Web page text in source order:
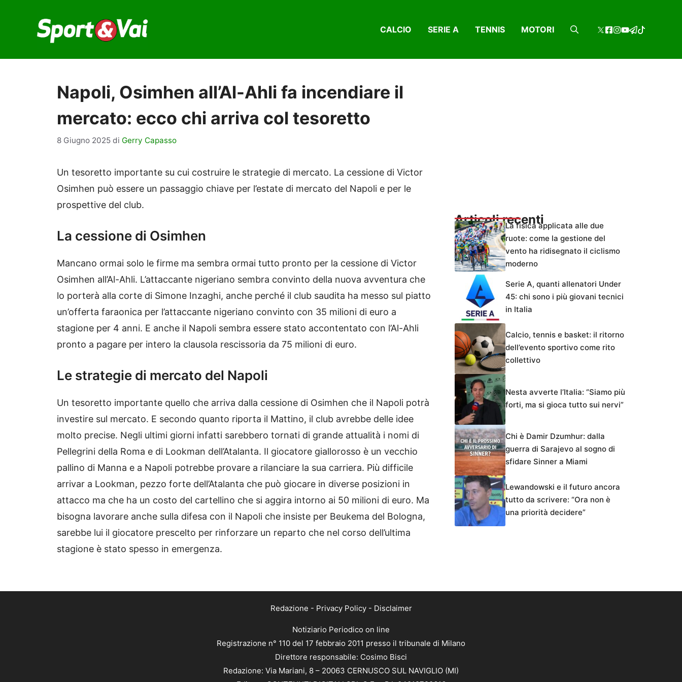
contenuto
CALCIO SERIE A TENNIS MOTORI
Napoli, Osimhen all’Al-Ahli fa incendiare il
mercato: ecco chi arriva col tesoretto
8 Giugno 2025 di Gerry Capasso
Un tesoretto importante su cui costruire le strategie di mercato. La cessione di Victor
Osimhen può essere un passaggio chiave per l’estate di mercato del Napoli e per le
prospettive del club.
La cessione di Osimhen
Mancano ormai solo le firme ma sembra ormai tutto pronto per la cessione di Victor
Osimhen all’Al-Ahli. L’attaccante nigeriano sembra convinto della nuova avventura che
lo porterà alla corte di Simone Inzaghi, anche perché il club saudita ha messo sul piatto
un’offerta faraonica per l’attaccante nigeriano convinto con 35 milioni di euro a
stagione per 4 anni. E anche il Napoli sembra essere stato accontentato con l’Al-Ahli
pronto a pagare per intero la clausola rescissoria da 75 milioni di euro.
Le strategie di mercato del Napoli
Un tesoretto importante quello che arriva dalla cessione di Osimhen che il Napoli potrà
investire sul mercato. E secondo quanto riporta il Mattino, il club avrebbe delle idee
molto precise. Negli ultimi giorni infatti sarebbero tornati di grande attualità i nomi di
Pellegrini della Roma e di Lookman dell’Atalanta. Il giocatore giallorosso è un vecchio
pallino di Manna e a Napoli potrebbe provare a rilanciare la sua carriera. Più difficile
arrivar a Lookman, pezzo forte dell’Atalanta che può giocare in diverse posizioni in
attacco ma che ha un costo del cartellino che si aggira intorno ai 50 milioni di euro. Ma
bisogna lavorare anche sulla difesa con il Napoli che insiste per Beukema del Bologna,
sarebbe lui il giocatore prescelto per rinforzare un reparto che nel corso dell’ultima
stagione è stato spesso in emergenza.
Articoli recentiLa fisica applicata alle due
ruote: come la gestione del
vento ha ridisegnato il ciclismo
moderno
Serie A, quanti allenatori Under
45: chi sono i più giovani tecnici
in Italia
Calcio, tennis e basket: il ritorno
dell’evento sportivo come rito
collettivo
Nesta avverte l’Italia: “Siamo più
forti, ma si gioca tutto sui nervi”
Chi è Damir Dzumhur: dalla
guerra di Sarajevo al sogno di
sfidare Sinner a Miami
Lewandowski e il futuro ancora
tutto da scrivere: “Ora non è
una priorità decidere”
Redazione - Privacy Policy- Disclaimer
Notiziario Periodico on line
Registrazione n° 110 del 17 febbraio 2011 presso il tribunale di Milano
Direttore responsabile: Cosimo Bisci
Redazione: Via Mariani, 8 – 20063 CERNUSCO SUL NAVIGLIO (MI)